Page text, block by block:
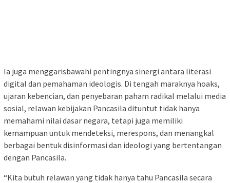
Ia juga menggarisbawahi pentingnya sinergi antara literasi
digital dan pemahaman ideologis. Di tengah maraknya hoaks,
ujaran kebencian, dan penyebaran paham radikal melalui media
sosial, relawan kebijakan Pancasila dituntut tidak hanya
memahami nilai dasar negara, tetapi juga memiliki
kemampuan untuk mendeteksi, merespons, dan menangkal
berbagai bentuk disinformasi dan ideologi yang bertentangan
dengan Pancasila.
“Kita butuh relawan yang tidak hanya tahu Pancasila secara